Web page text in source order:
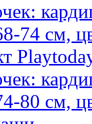
74 см,
80 см,